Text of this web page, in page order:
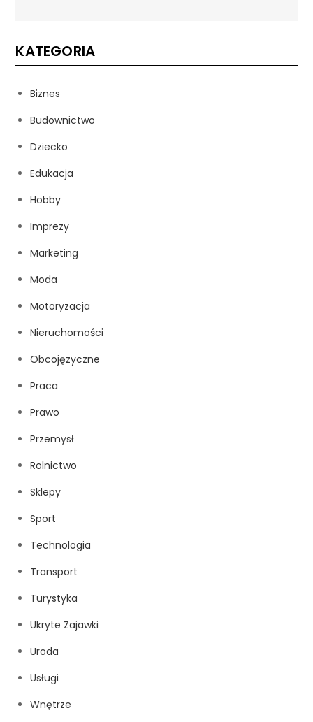
KATEGORIA
Biznes
Budownictwo
Dziecko
Edukacja
Hobby
Imprezy
Marketing
Moda
Motoryzacja
Nieruchomości
Obcojęzyczne
Praca
Prawo
Przemysł
Rolnictwo
Sklepy
Sport
Technologia
Transport
Turystyka
Ukryte Zajawki
Uroda
Usługi
Wnętrze